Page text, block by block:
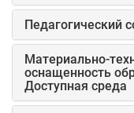
Педагогический
Материально-
оснащенность
Доступная среда